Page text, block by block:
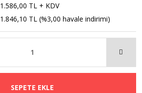
1.586,00 TL + KDV
1.846,10 TL (%3,00 havale indirimi)
SEPETE EKLE